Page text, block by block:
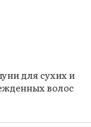
для сухих и
волос